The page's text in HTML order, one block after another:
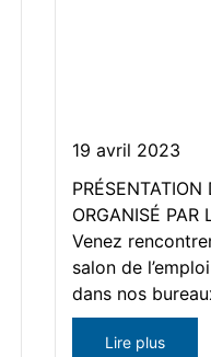
19 avril 2023
ORGANISÉ PAR
Venez
salon de
dans nos
Lire plus